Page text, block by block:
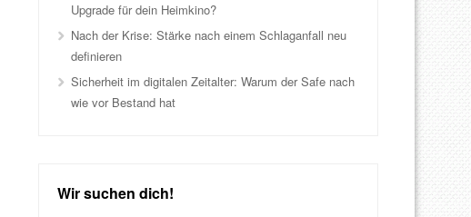
Upgrade für dein Heimkino?
Nach der Krise: Stärke nach einem Schlaganfall neu
definieren
Sicherheit im digitalen Zeitalter: Warum der Safe nach
wie vor Bestand hat
Wir suchen dich!